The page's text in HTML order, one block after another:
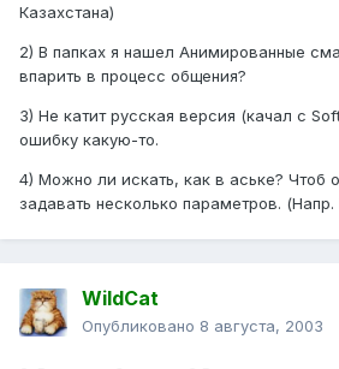
Казахстана)
2) В папках я нашел Анимированные
впарить в процесс общения?
3) Не катит русская версия (качал с
ошибку какую-то.
4) Можно ли искать, как в аське? Чтоб
задавать несколько параметров. (Напр.
WildCat
Опубликовано 8 августа, 2003